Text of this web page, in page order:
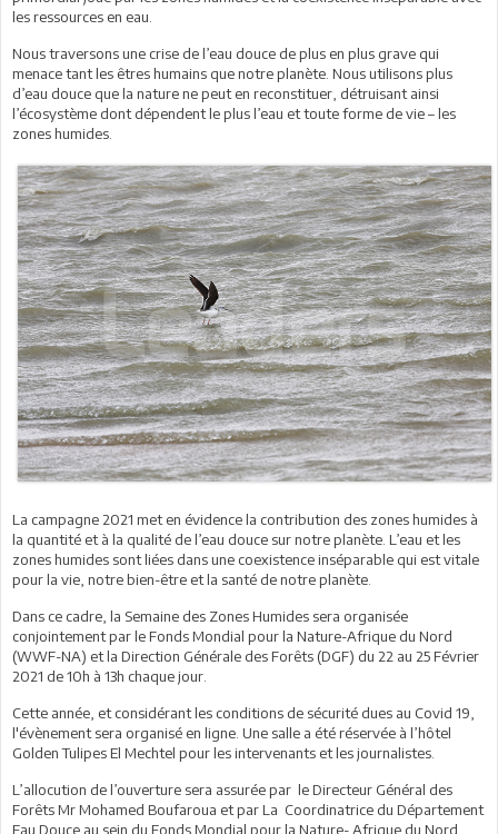
les ressources en eau.
Nous traversons une crise de l’eau douce de plus en plus grave qui
menace tant les êtres humains que notre planète. Nous utilisons plus
d’eau douce que la nature ne peut en reconstituer, détruisant ainsi
l’écosystème dont dépendent le plus l’eau et toute forme de vie – les
zones humides.
La campagne 2021 met en évidence la contribution des zones humides à
la quantité et à la qualité de l’eau douce sur notre planète. L’eau et les
zones humides sont liées dans une coexistence inséparable qui est vitale
pour la vie, notre bien-être et la santé de notre planète.
Dans ce cadre, la Semaine des Zones Humides sera organisée
conjointement par le Fonds Mondial pour la Nature-Afrique du Nord
(WWF-NA) et la Direction Générale des Forêts (DGF) du 22 au 25 Février
2021 de 10h à 13h chaque jour.
Cette année, et considérant les conditions de sécurité dues au Covid 19,
l'évènement sera organisé en ligne. Une salle a été réservée à l’hôtel
Golden Tulipes El Mechtel pour les intervenants et les journalistes.
L’allocution de l’ouverture sera assurée par le Directeur Général des
Forêts Mr Mohamed Boufaroua et par La Coordinatrice du Département
Eau Douce au sein du Fonds Mondial pour la Nature- Afrique du Nord